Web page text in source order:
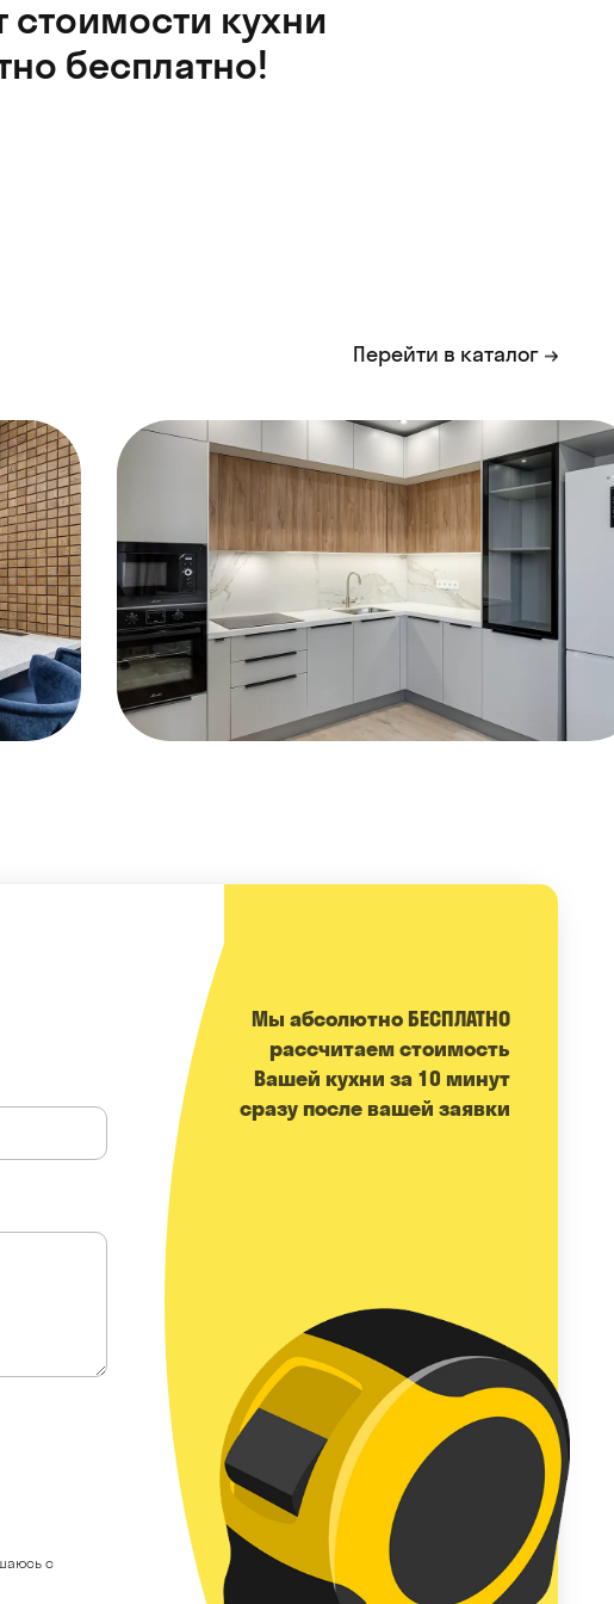
кухни
бесплатно!
Перейти в каталог
c
Мы абсолютно БЕСПЛАТНО
расcчитаем стоимость
Вашей кухни за 10 минут
сразу после вашей заявки